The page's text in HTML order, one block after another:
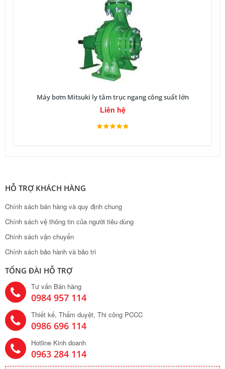
Máy bơm Mitsuki ly tâm trục ngang công suất lớn
Liên hệ
HỖ TRỢ KHÁCH HÀNG
Chính sách bán hàng và quy định chung
Chính sách vệ thông tin của người tiêu dùng
Chính sách vận chuyển
Chính sách bảo hành và bảo trì
TỔNG ĐÀI HỖ TRỢ
Tư vấn Bán hàng
0984 957 114
Thiết kế, Thẩm duyệt, Thi công PCCC
0986 696 114
Hotline Kinh doanh
0963 284 114